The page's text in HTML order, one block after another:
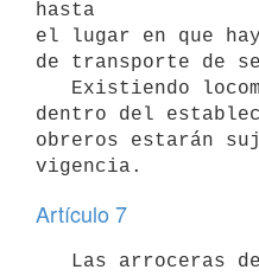
hasta
el lugar en que
de transporte de
dentro del
obreros estarán
vigencia.
Artículo 7